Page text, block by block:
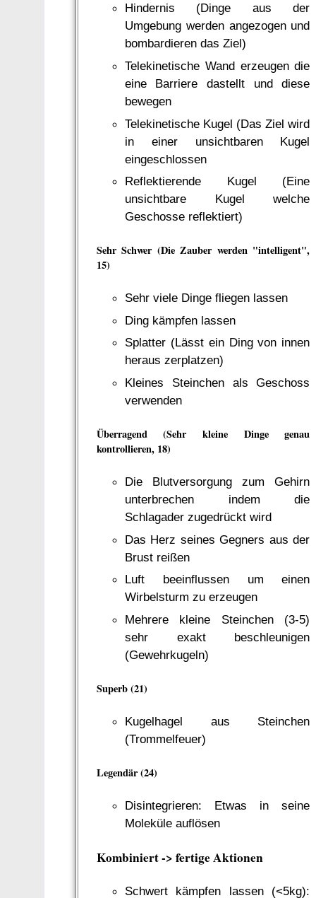
Hindernis (Dinge aus der
Umgebung werden angezogen und
bombardieren das Ziel)
Telekinetische Wand erzeugen die
eine Barriere dastellt und diese
bewegen
Telekinetische Kugel (Das Ziel wird
in einer unsichtbaren Kugel
eingeschlossen
Reflektierende Kugel (Eine
unsichtbare Kugel welche
Geschosse reflektiert)
Sehr Schwer (Die Zauber werden "intelligent",
15)
Sehr viele Dinge fliegen lassen
Ding kämpfen lassen
Splatter (Lässt ein Ding von innen
heraus zerplatzen)
Kleines Steinchen als Geschoss
verwenden
Überragend (Sehr kleine Dinge genau
kontrollieren, 18)
Die Blutversorgung zum Gehirn
unterbrechen indem die
Schlagader zugedrückt wird
Das Herz seines Gegners aus der
Brust reißen
Luft beeinflussen um einen
Wirbelsturm zu erzeugen
Mehrere kleine Steinchen (3-5)
sehr exakt beschleunigen
(Gewehrkugeln)
Superb (21)
Kugelhagel aus Steinchen
(Trommelfeuer)
Legendär (24)
Disintegrieren: Etwas in seine
Moleküle auflösen
Kombiniert -> fertige Aktionen
Schwert kämpfen lassen (<5kg):